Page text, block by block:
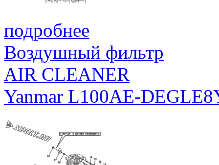
подробнее
Воздушный фильтр
AIR CLEANER
Yanmar L100AE-